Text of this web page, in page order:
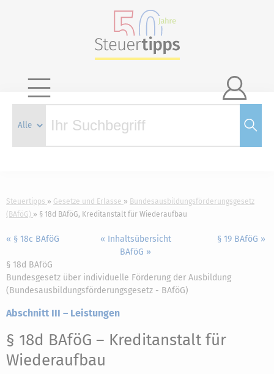

Steuertipps Gesetze und Erlasse
Bundesausbildungsförderungsgesetz
(BAföG)
§ 18d BAföG, Kreditanstalt für Wiederaufbau
« § 18c BAföG
« Inhaltsübersicht
BAföG »
§ 19 BAföG »
§ 18d BAföG
Bundesgesetz über individuelle Förderung der Ausbildung
(Bundesausbildungsförderungsgesetz - BAföG)
Abschnitt III – Leistungen
§ 18d BAföG – Kreditanstalt für
Wiederaufbau